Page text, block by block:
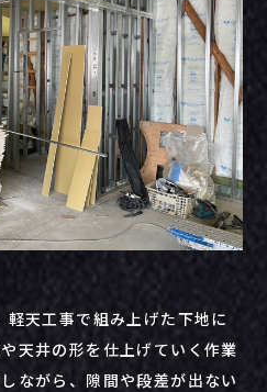
天工事で組み上げた下地に
天井の形を仕上げていく作業
ながら、隙間や段差が出ない